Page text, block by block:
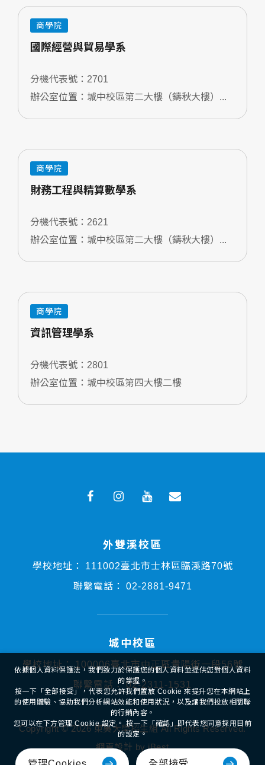
商學院
國際經營與貿易學系
分機代表號：2701
辦公室位置：城中校區第二大樓（鑄秋大樓）...
商學院
財務工程與精算數學系
分機代表號：2621
辦公室位置：城中校區第二大樓（鑄秋大樓）...
商學院
資訊管理學系
分機代表號：2801
辦公室位置：城中校區第四大樓二樓
外雙溪校區
學校地址：
111002臺北市士林區臨溪路70號
聯繫電話：
02-2881-9471
城中校區
學校地址： 100006臺北市中正區貴陽街一段56號
聯繫電話： 02-2311-1531
Copyright © 2026 東吳大學招生組 All Rights Reserved.
網頁設計 by iBest
依據個人資料保護法，我們致力於保護您的個人資料並提供您對個人資料
的掌握。
按一下「全部接受」，代表您允許我們置放 Cookie 來提升您在本網站上
的使用體驗、協助我們分析網站效能和使用狀況，以及讓我們投放相關聯
的行銷內容。
您可以在下方管理 Cookie 設定。 按一下「確認」即代表您同意採用目前
的設定。